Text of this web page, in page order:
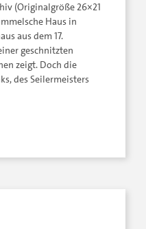
(Originalgröße 26×21
Haus in
aus dem 17.
geschnitzten
zeigt. Doch die
des Seilermeisters